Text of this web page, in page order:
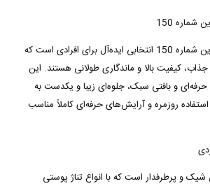
150
150
انتخابی ایده‌آل برای افرادی است که
جذاب، کیفیت بالا و ماندگاری طولانی هستند. این
و بافتی سبک، جلوه‌ای زیبا و یکدست به
روزمره و آرایش‌های حرفه‌ای کاملاً مناسب
شیک و پرطرفدار است که با انواع تناژ پوستی